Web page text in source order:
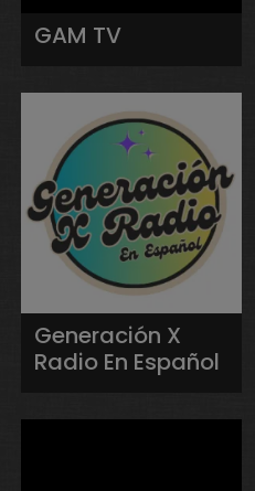
GAM TV
Generación X
Radio En Español